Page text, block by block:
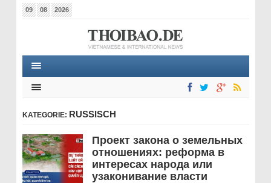
09 08 2026
KATEGORIE: RUSSISCH
Проект закона о земельных
отношениях: реформа в
интересах народа или
узаконивание власти